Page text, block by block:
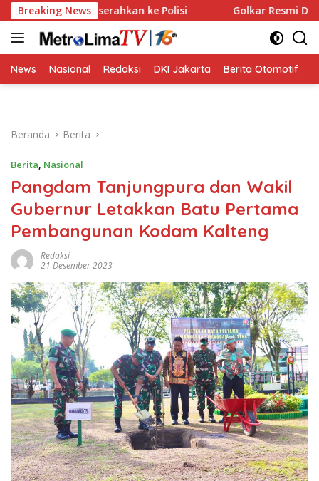
Langsung
ke
konten
Breaking News
Diserahkan ke Polisi Golkar Resmi Dukung
News Nasional Redaksi DKI Jakarta Berita Otomotif
Beranda Berita
Berita, Nasional
Pangdam Tanjungpura dan Wakil
Gubernur Letakkan Batu Pertama
Pembangunan Kodam Kalteng
Redaksi
21 Desember 2023